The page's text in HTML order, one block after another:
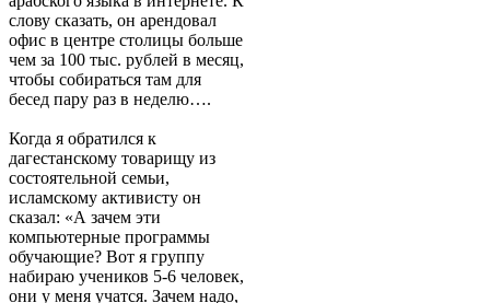
слову сказать, он арендовал
офис в центре столицы больше
чем за 100 тыс. рублей в месяц,
чтобы собираться там для
бесед пару раз в неделю….
Когда я обратился к
дагестанскому товарищу из
состоятельной семьи,
исламскому активисту он
сказал: «А зачем эти
компьютерные программы
обучающие? Вот я группу
набираю учеников 5-6 человек,
они у меня учатся. Зачем надо,